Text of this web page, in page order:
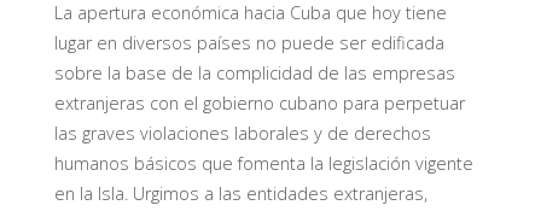
La apertura económica hacia Cuba que hoy tiene
lugar en diversos países no puede ser edificada
sobre la base de la complicidad de las empresas
extranjeras con el gobierno cubano para perpetuar
las graves violaciones laborales y de derechos
humanos básicos que fomenta la legislación vigente
en la Isla. Urgimos a las entidades extranjeras,